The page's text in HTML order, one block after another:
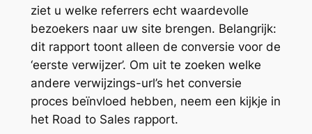
ziet u welke referrers echt waardevolle
bezoekers naar uw site brengen. Belangrijk:
dit rapport toont alleen de conversie voor de
‘eerste verwijzer’. Om uit te zoeken welke
andere verwijzings-url’s het conversie
proces beïnvloed hebben, neem een kijkje in
het Road to Sales rapport.